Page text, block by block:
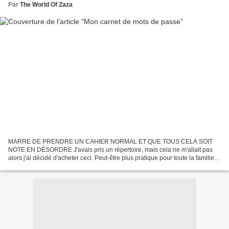
Par The World Of Zaza
MARRE DE PRENDRE UN CAHIER NORMAL ET QUE TOUS CELA SOIT
NOTE EN DÉSORDRE J'avais pris un répertoire, mais cela ne m'allait pas
alors j'ai décidé d'acheter ceci. Peut-être plus pratique pour toute la famille. Il